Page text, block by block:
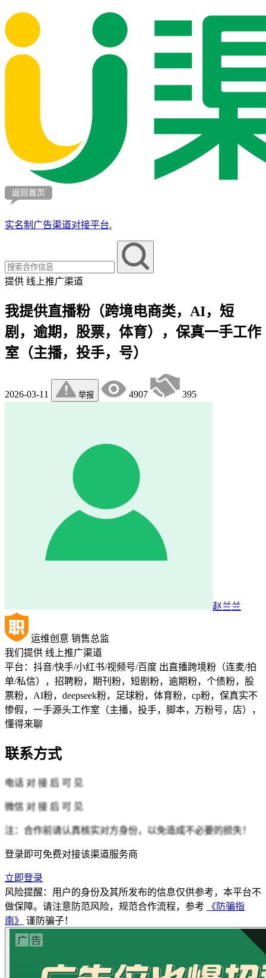
实名制广告渠道对接平台.
提供 线上推广渠道
我提供直播粉（跨境电商类，AI，短
剧，逾期，股票，体育），保真一手工作
室（主播，投手，号）
2026-03-11 举报 4907 395
赵兰兰
运维创意 销售总监
我们提供 线上推广渠道
平台：抖音/快手/小红书/视频号/百度 出直播跨境粉（连麦/拍
单/私信），招聘粉，期刊粉，短剧粉，逾期粉，个债粉，股
票粉，AI粉，deepseek粉，足球粉，体育粉，cp粉，保真实不
惨假，一手源头工作室（主播，投手，脚本，万粉号，店），
懂得来聊
联系方式
电话 对 接 后 可 见
微信 对 接 后 可 见
注：合作前请认真核实对方身份，以免造成不必要的损失！
登录即可免费对接该渠道服务商
立即登录
风险提醒：用户的身份及其所发布的信息仅供参考，本平台不
做保障。请注意防范风险，规范合作流程，参考
《防骗指
南》
谨防骗子！